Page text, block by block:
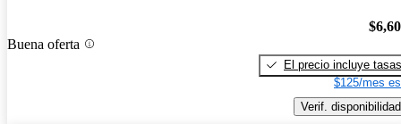
Buena oferta
El precio incluye tasas
$125/mes
Verif. disponibilidad